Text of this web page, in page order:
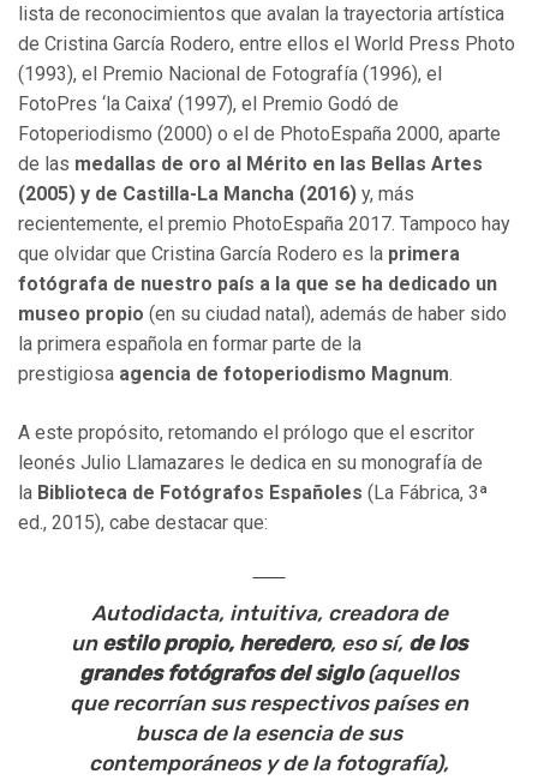
lista de reconocimientos que avalan la trayectoria artística
de Cristina García Rodero, entre ellos el World Press Photo
(1993), el Premio Nacional de Fotografía (1996), el
FotoPres ‘la Caixa’ (1997), el Premio Godó de
Fotoperiodismo (2000) o el de PhotoEspaña 2000, aparte
de las medallas de oro al Mérito en las Bellas Artes
(2005) y de Castilla-La Mancha (2016) y, más
recientemente, el premio PhotoEspaña 2017. Tampoco hay
que olvidar que Cristina García Rodero es la primera
fotógrafa de nuestro país a la que se ha dedicado un
museo propio (en su ciudad natal), además de haber sido
la primera española en formar parte de la
prestigiosa agencia de fotoperiodismo Magnum.
A este propósito, retomando el prólogo que el escritor
leonés Julio Llamazares le dedica en su monografía de
la Biblioteca de Fotógrafos Españoles (La Fábrica, 3ª
ed., 2015), cabe destacar que:
Autodidacta, intuitiva, creadora de
un estilo propio, heredero, eso sí, de los
grandes fotógrafos del siglo(aquellos
que recorrían sus respectivos países en
busca de la esencia de sus
contemporáneos y de la fotografía),